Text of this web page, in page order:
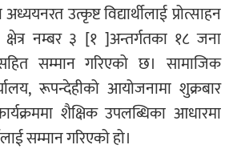
उत्कृष्ट विद्यार्थीलाई प्रोत्साहन
क्षेत्र नम्बर ३ [१ ]अन्तर्गतका १८ जना
सम्मान गरिएको छ। सामाजिक
रूपन्देहीको आयोजनामा शुक्रबार
शैक्षिक उपलब्धिका आधारमा
सम्मान गरिएको हो।